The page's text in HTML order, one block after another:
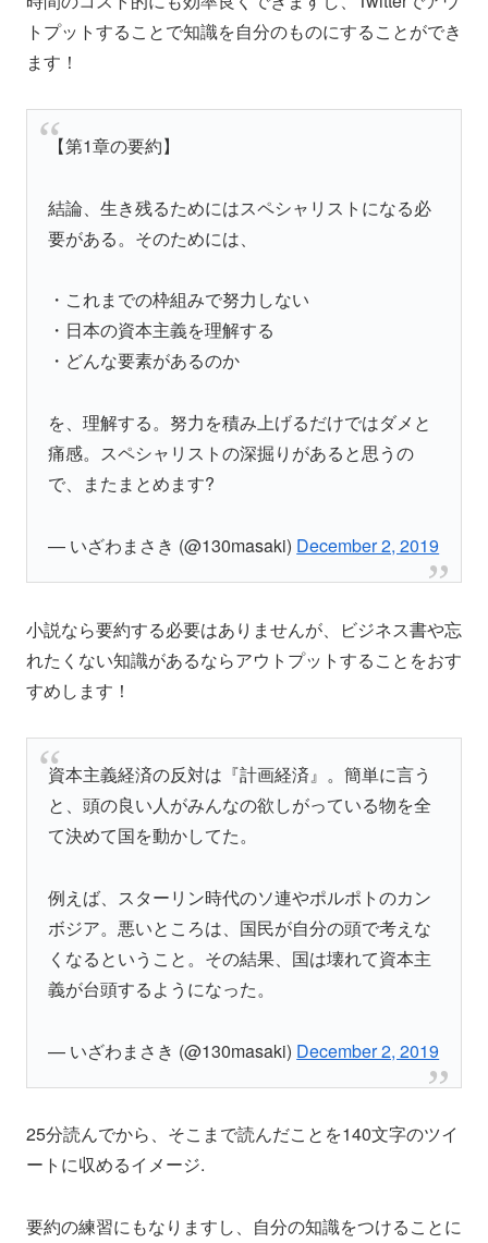
トプットすることで知識を自分のものにすることができ
ます！
【第1章の要約】
結論、生き残るためにはスペシャリストになる必
要がある。そのためには、
・これまでの枠組みで努力しない
・日本の資本主義を理解する
・どんな要素があるのか
を、理解する。努力を積み上げるだけではダメと
痛感。スペシャリストの深掘りがあると思うの
で、またまとめます?
— いざわまさき (@130masaki) December 2, 2019
小説なら要約する必要はありませんが、ビジネス書や忘
れたくない知識があるならアウトプットすることをおす
すめします！
資本主義経済の反対は『計画経済』。簡単に言う
と、頭の良い人がみんなの欲しがっている物を全
て決めて国を動かしてた。
例えば、スターリン時代のソ連やポルポトのカン
ボジア。悪いところは、国民が自分の頭で考えな
くなるということ。その結果、国は壊れて資本主
義が台頭するようになった。
— いざわまさき (@130masaki) December 2, 2019
25分読んでから、そこまで読んだことを140文字のツイ
ートに収めるイメージ.
要約の練習にもなりますし、自分の知識をつけることに